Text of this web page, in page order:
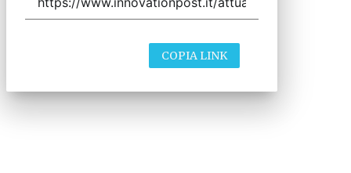
COPIA LINK